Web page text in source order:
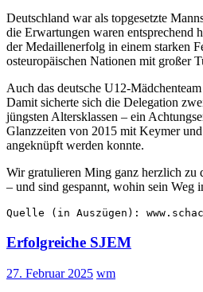
Deutschland war als topgesetzte
die Erwartungen waren entsprechend
der Medaillenerfolg in einem starken
osteuropäischen Nationen mit großer
Auch das deutsche U12-
Damit sicherte sich die Delegation
jüngsten Altersklassen – ein
Glanzzeiten von 2015 mit Keymer
angeknüpft werden konnte.
Wir gratulieren Ming ganz herzlich zu
– und sind gespannt, wohin sein Weg
Quelle (in Auszügen):
Erfolgreiche SJEM
27. Februar 2025 wm